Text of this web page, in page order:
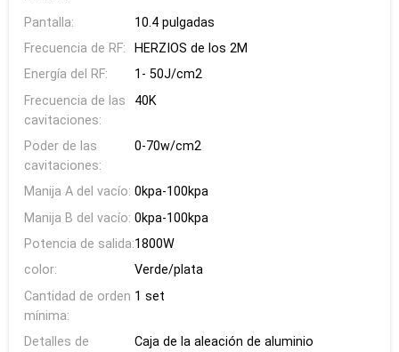
Pantalla:
10.4 pulgadas
Frecuencia de RF:
HERZIOS de los 2M
Energía del RF:
1- 50J/cm2
Frecuencia de las
cavitaciones:
40K
Poder de las
cavitaciones:
0-70w/cm2
Manija A del vacío: 0kpa-100kpa
Manija B del vacío: 0kpa-100kpa
Potencia de salida:1800W
color:
Verde/plata
Cantidad de orden
mínima:
1 set
Detalles de
Caja de la aleación de aluminio